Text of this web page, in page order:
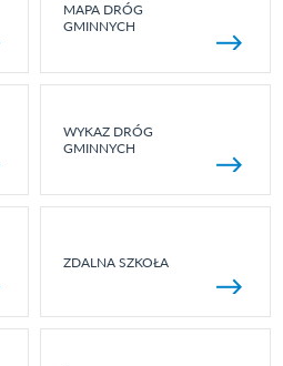
MAPA DRÓG
GMINNYCH
WYKAZ DRÓG
GMINNYCH
ZDALNA SZKOŁA